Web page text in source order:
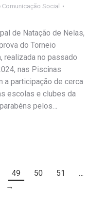
Comunicação Social
de Natação de Nelas,
do Torneio
realizada no passado
nas Piscinas
a participação de cerca
escolas e clubes da
pelos…
49 50 51
…
→